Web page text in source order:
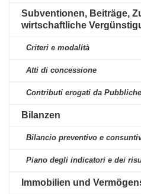
Subventionen, Beiträge,
wirtschaftliche
Criteri e modalità
Atti di concessione
Contributi erogati da
Bilanzen
Bilancio preventivo e
Piano degli indicatori e dei
Immobilien und